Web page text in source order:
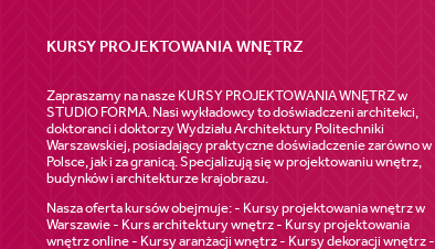
KURSY PROJEKTOWANIA WNĘTRZ
Zapraszamy na nasze KURSY PROJEKTOWANIA WNĘTRZ w
STUDIO FORMA. Nasi wykładowcy to doświadczeni architekci,
doktoranci i doktorzy Wydziału Architektury Politechniki
Warszawskiej, posiadający praktyczne doświadczenie zarówno w
Polsce, jak i za granicą. Specjalizują się w projektowaniu wnętrz,
budynków i architekturze krajobrazu.
Nasza oferta kursów obejmuje: - Kursy projektowania wnętrz w
Warszawie - Kurs architektury wnętrz - Kursy projektowania
wnętrz online - Kursy aranżacji wnętrz - Kursy dekoracji wnętrz -